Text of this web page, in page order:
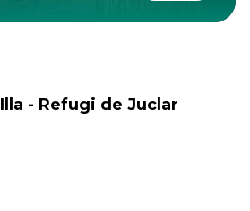
- Refugi de Juclar